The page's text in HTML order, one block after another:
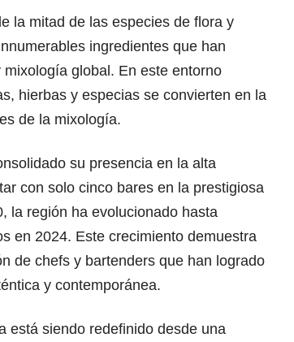
la mitad de las especies de flora y
ingredientes que han
global. En este entorno
hierbas y especias se convierten en la
de la mixología.
su presencia en la alta
con solo cinco bares en la prestigiosa
la región ha evolucionado hasta
en 2024. Este crecimiento demuestra
de chefs y bartenders que han logrado
y contemporánea.
está siendo redefinido desde una